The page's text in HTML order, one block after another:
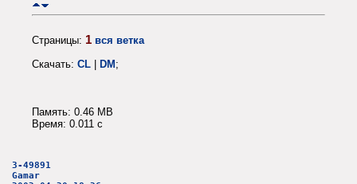
Страницы: 1 вся ветка
Скачать: CL | DM;
Память: 0.46 MB
Время: 0.011 c
3-49891
Gamar